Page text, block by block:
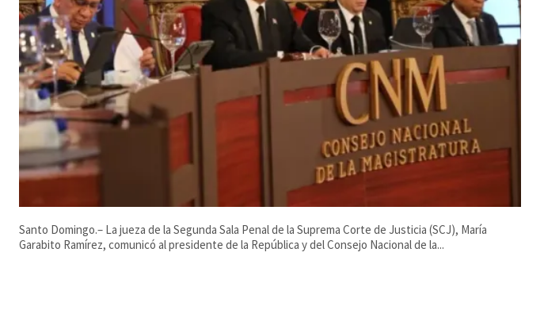
Santo Domingo.– La jueza de la Segunda Sala Penal de la Suprema Corte de Justicia (SCJ), María
Garabito Ramírez, comunicó al presidente de la República y del Consejo Nacional de la...